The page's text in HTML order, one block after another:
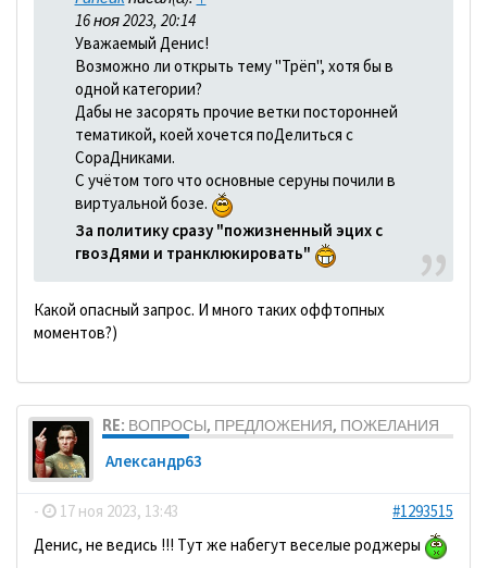
16 ноя 2023, 20:14
Уважаемый Денис!
Возможно ли открыть тему "Трёп", хотя бы в
одной категории?
Дабы не засорять прочие ветки посторонней
тематикой, коей хочется поДелиться с
СораДниками.
С учётом того что основные серуны почили в
виртуальной бозе.
За политику сразу "пожизненный эцих с
гвозДями и транклюкировать"
Какой опасный запрос. И много таких оффтопных
моментов?)
RE: ВОПРОСЫ, ПРЕДЛОЖЕНИЯ, ПОЖЕЛАНИЯ
Александр63
- 17 ноя 2023, 13:43
#1293515
Денис, не ведись !!! Тут же набегут веселые роджеры